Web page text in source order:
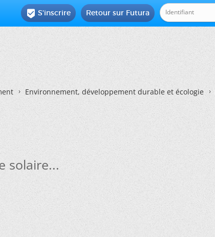
Retour sur Futura
 S'inscrire
Environnement, développement durable et écologie
solaire...